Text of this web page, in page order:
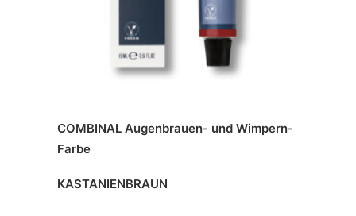
COMBINAL Augenbrauen- und Wimpern-
Farbe
KASTANIENBRAUN